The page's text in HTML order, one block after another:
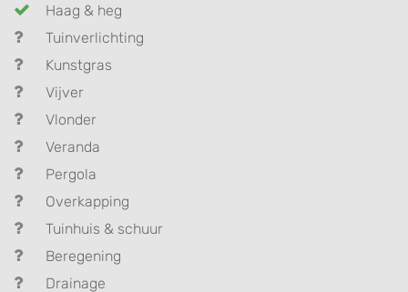
Haag & heg
Tuinverlichting
Kunstgras
Vijver
Vlonder
Veranda
Pergola
Overkapping
Tuinhuis & schuur
Beregening
Drainage